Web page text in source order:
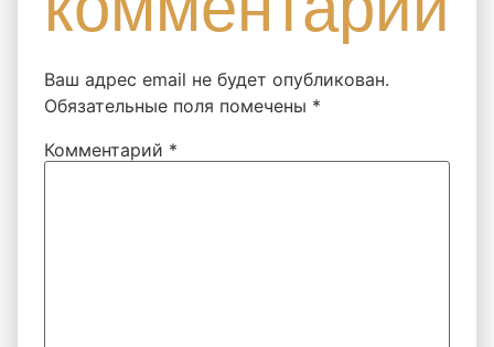
Ваш адрес email не будет опубликован.
Обязательные поля помечены *
Комментарий *